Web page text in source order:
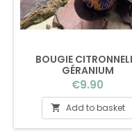
BOUGIE
GÉRANIUM
Price
€9.90
 Add to basket